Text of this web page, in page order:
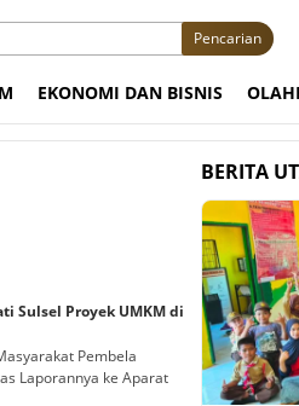
Pencarian
EKONOMI DAN BISNIS
Sulsel Proyek UMKM di
Pembela
Laporannya ke Aparat
BERITA